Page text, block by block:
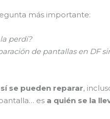
más importante:
perdí?
de pantallas en DF
se pueden reparar,
es a quién se la